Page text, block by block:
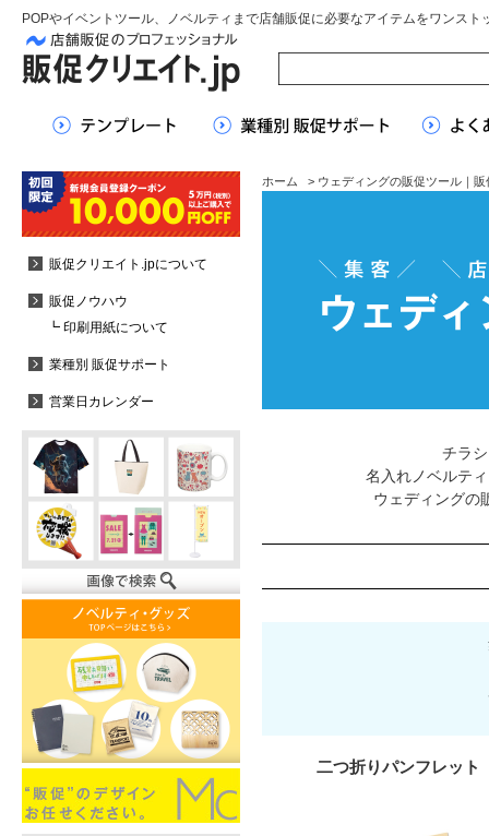
POPやイベントツール、ノベルティまで店舗販促に必要なアイテムをワンスト
ホーム > ウェディングの販促ツール｜
チラ
名入れノベルテ
ウェディングの
二つ折りパンフレット
販促クリエイト.jpについて
販促ノウハウ
┗ 印刷用紙について
業種別 販促サポート
営業日カレンダー